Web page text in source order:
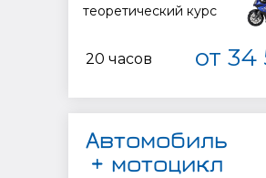
теоретический курс
20 часов от 34
Автомобиль
+ мотоцикл